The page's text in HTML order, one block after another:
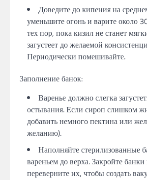
Доведите до кипения на
уменьшите огонь и варите около
тех пор, пока кизил не станет
загустеет до желаемой
Периодически помешивайте.
Заполнение банок:
Варенье должно слегка
остывания. Если сироп слишком
добавить немного пектина или
желанию).
Наполняйте стерилизованные
вареньем до верха. Закройте
переверните их, чтобы создать